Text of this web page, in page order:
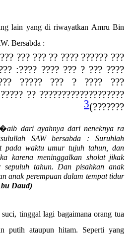
lain yang di riwayatkan Amru Bin
Bersabda :
??? ???? ??? ???: ??? ????
????: ??????????? ?????? ?
???????? ????? ???
?? ????? ?? ???? ????(????
???????)
3
dari ayahnya dari neneknya ra
SAW bersabda : Suruhlah
pada waktu umur tujuh tahun, dan
karena meninggalkan sholat jikak
sepuluh tahun. Dan pisahkan anak
anak perempuan dalam tempat tidur
Daud)
tinggal lagi bagaimana orang tua
putih ataupun hitam. Seperti yang